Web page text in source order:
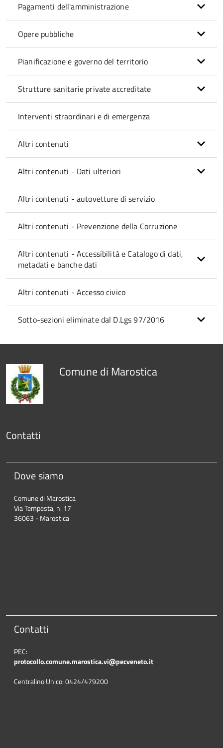
Pagamenti dell'amministrazione
Opere pubbliche
Pianificazione e governo del territorio
Strutture sanitarie private accreditate
Interventi straordinari e di emergenza
Altri contenuti
Altri contenuti - Dati ulteriori
Altri contenuti - autovetture di servizio
Altri contenuti - Prevenzione della Corruzione
Altri contenuti - Accessibilità e Catalogo di dati,
metadati e banche dati
Altri contenuti - Accesso civico
Sotto-sezioni eliminate dal D.Lgs 97/2016
Comune di Marostica
Contatti
Dove siamo
Comune di Marostica
Via Tempesta, n. 17
36063 - Marostica
Contatti
PEC:
protocollo.comune.marostica.vi@pecveneto.it
Centralino Unico: 0424/479200